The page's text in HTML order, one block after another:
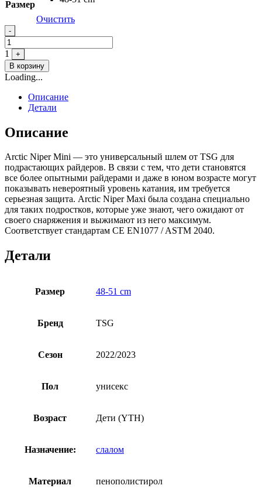
Размер
Очистить
Quantity
-
1
+
В корзину
Loading...
Описание
Детали
Описание
Arctic Niper Mini — это универсальный шлем от TSG для
подрастающих райдеров. В связи с тем, что дети становятся
все более опытными райдерами и даже в юном возрасте могут
показывать невероятный уровень катания, им требуется
серьезная защита. Arctic Niper Maxi была создана специально
для таких подростков, которые уже знают, чего ожидают от
своего снаряжения и выжимают из него максимум.
Соответствует стандартам CE EN1077 / ASTM 2040.
Детали
Размер 48-51 cm
Бренд TSG
Сезон 2022/2023
Пол унисекс
Возраст Дети (YTH)
Назначение: слалом
Материал пенополистирол